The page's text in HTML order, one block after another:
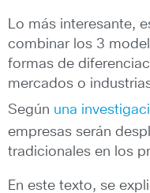
Lo más interesante,
combinar los 3
formas de
mercados o
Según una
empresas serán
tradicionales en los
En este texto, se